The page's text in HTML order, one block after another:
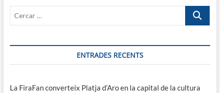
Cercar
ENTRADES RECENTS
La FiraFan converteix Platja d’Aro en la capital de la cultura